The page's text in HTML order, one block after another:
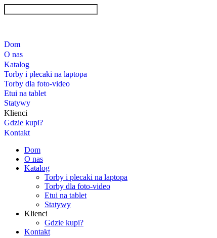
Dom
O nas
Katalog
Torby i plecaki na laptopa
Torby dla foto-video
Etui na tablet
Statywy
Klienci
Gdzie kupi?
Kontakt
Dom
O nas
Katalog
Torby i plecaki na laptopa
Torby dla foto-video
Etui na tablet
Statywy
Klienci
Gdzie kupi?
Kontakt